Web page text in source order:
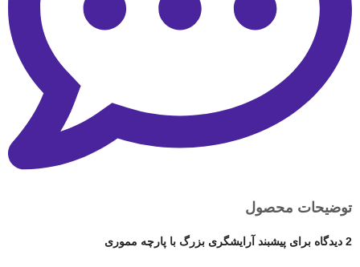
توضیحات محصول
2 دیدگاه برای پیشبند آرایشگری بزرگ با پارچه مموری